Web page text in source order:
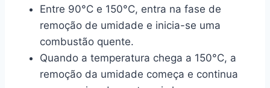
Entre 90°C e 150°C, entra na fase de
remoção de umidade e inicia-se uma
combustão quente.
Quando a temperatura chega a 150°C, a
remoção da umidade começa e continua